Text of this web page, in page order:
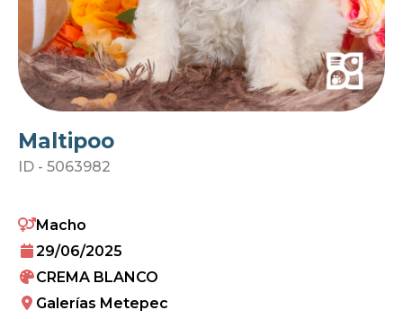
Maltipoo
ID - 5063982
Macho
29/06/2025
CREMA BLANCO
Galerías Metepec